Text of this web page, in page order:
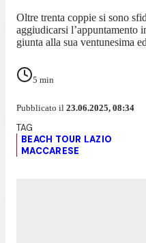
Oltre trenta coppie si sono
aggiudicarsi l’appuntamento
giunta alla sua ventunesima
5 min
Pubblicato il 23.06.2025, 08:34
BEACH TOUR LAZIO
MACCARESE